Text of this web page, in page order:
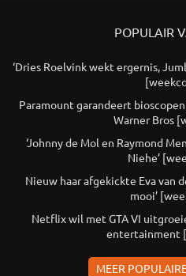
POPULAIR
‘Dries Roelvink wekt ergernis,
Paramount garandeert
Warner Bros
‘Johnny de Mol en Raymond
Niehe’
Nieuw haar afgekickte Eva van
mooi’
Netflix wil met GTA VI
entertainment
MEER